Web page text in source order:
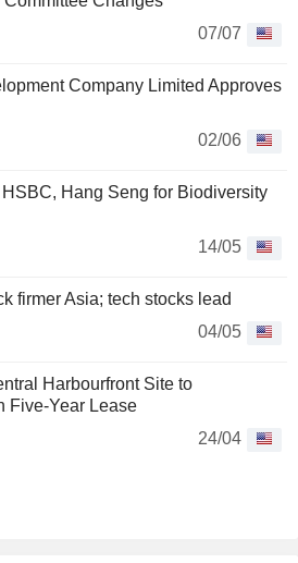
07/07
Company Limited Approves
02/06
Hang Seng for Biodiversity
14/05
firmer Asia; tech stocks lead
04/05
Harbourfront Site to
Five-Year Lease
24/04